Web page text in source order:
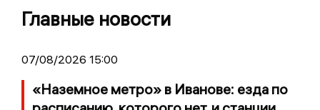
Главные новости
07/08/2026 15:00
«Наземное метро» в Иванове: езда по